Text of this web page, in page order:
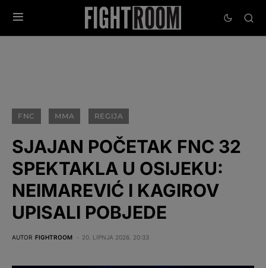
FNC MMA REGIJA
SJAJAN POČETAK FNC 32
SPEKTAKLA U OSIJEKU:
NEIMAREVIĆ I KAGIROV
UPISALI POBJEDE
AUTOR FIGHTROOM 20. LIPNJA 2026. 20:33